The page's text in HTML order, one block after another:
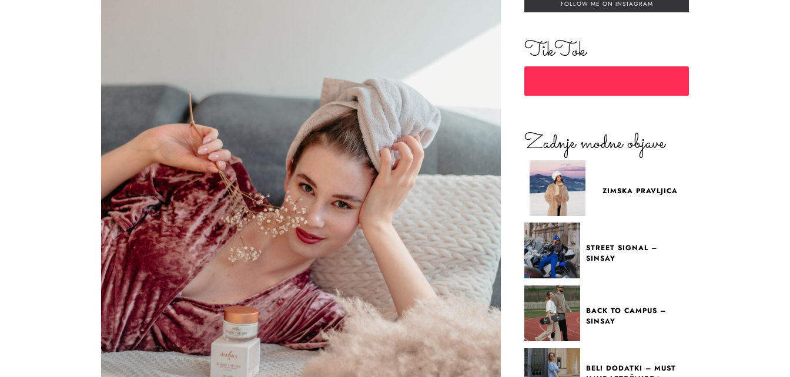
FOLLOW ME ON INSTAGRAM
TikTok
Zadnje modne objave
ZIMSKA PRAVLJICA
STREET SIGNAL –
SINSAY
BACK TO CAMPUS –
SINSAY
BELI DODATKI – MUST